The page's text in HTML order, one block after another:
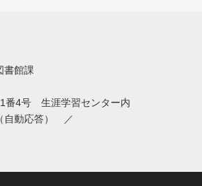
館課
番4号 生涯学習センター内
自動応答） ／